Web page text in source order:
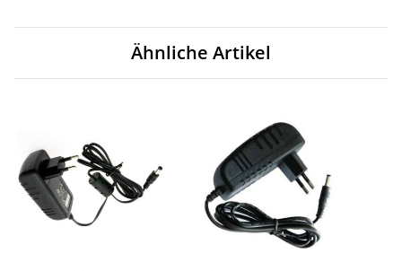
Ähnliche Artikel